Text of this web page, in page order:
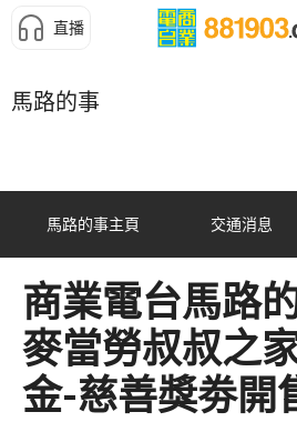
直播
馬路的事
馬路的事主頁 交通消息
商業電台馬路
麥當勞叔叔之
金-慈善獎劵開